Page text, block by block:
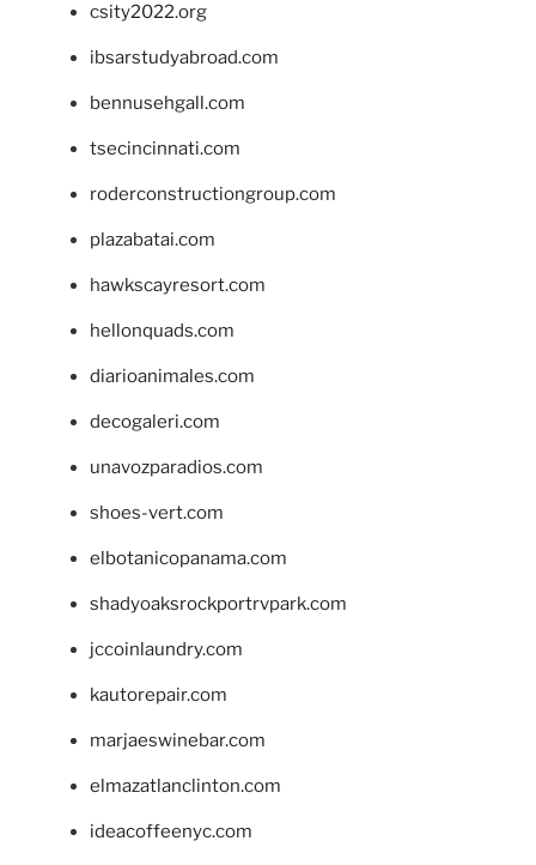
csity2022.org
ibsarstudyabroad.com
bennusehgall.com
tsecincinnati.com
roderconstructiongroup.com
plazabatai.com
hawkscayresort.com
hellonquads.com
diarioanimales.com
decogaleri.com
unavozparadios.com
shoes-vert.com
elbotanicopanama.com
shadyoaksrockportrvpark.com
jccoinlaundry.com
kautorepair.com
marjaeswinebar.com
elmazatlanclinton.com
ideacoffeenyc.com